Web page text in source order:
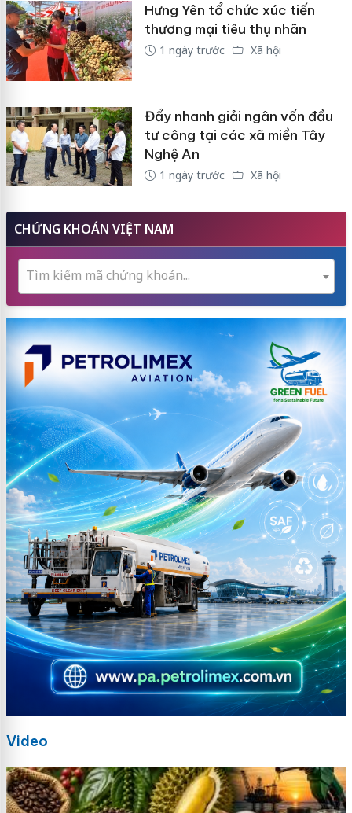
Hưng Yên tổ chức xúc tiến
thương mại tiêu thụ nhãn
1 ngày trước Xã hội
Đẩy nhanh giải ngân vốn đầu
tư công tại các xã miền Tây
Nghệ An
1 ngày trước Xã hội
CHỨNG KHOÁN VIỆT NAM
Tìm kiếm mã chứng khoán...
Video